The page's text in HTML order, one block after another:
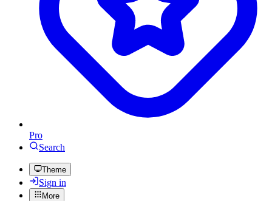
Pro
Search
Theme
Sign in
More